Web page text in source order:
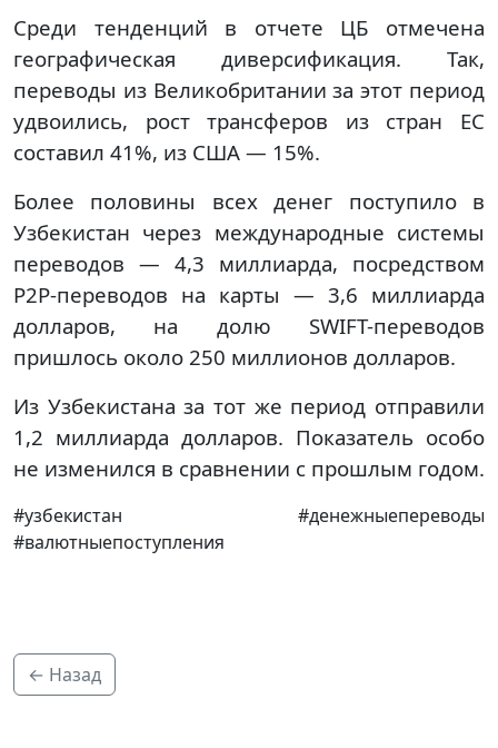
Среди тенденций в отчете ЦБ отмечена
географическая диверсификация. Так,
переводы из Великобритании за этот период
удвоились, рост трансферов из стран ЕС
составил 41%, из США — 15%.
Более половины всех денег поступило в
Узбекистан через международные системы
переводов — 4,3 миллиарда, посредством
P2P-переводов на карты — 3,6 миллиарда
долларов, на долю SWIFT-переводов
пришлось около 250 миллионов долларов.
Из Узбекистана за тот же период отправили
1,2 миллиарда долларов. Показатель особо
не изменился в сравнении с прошлым годом.
#узбекистан #денежныепереводы
#валютныепоступления
← Назад